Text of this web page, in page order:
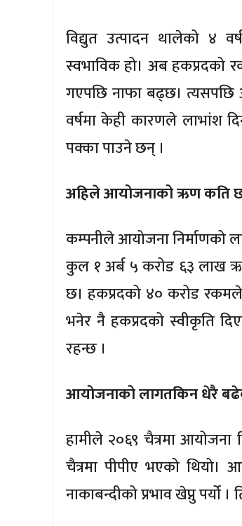
विद्युत उत्पादन थालेको ४
स्वभाविक हो। अब
गएपछि नाफा बढ्छ। त्यसपछि
वर्षमा केही कारणले लाभांश
पक्का पाउने छन् ।
अहिले आयोजनाको ऋण कति
कम्पनीले आयोजना निर्माणको
कुल १ अर्ब ५ करोड ६३ लाख
छ। हकप्रदको ४० करोड
भनेर नै हकप्रदको स्वीकृति
रहन्छ ।
आयोजनाको लागतकिन धेरै
हामीले २०६९ चैत्रमा आयोजना
चैत्रमा पीपीए भएको
नाकाबन्दीको प्रभाव खेप्नु पर्यो